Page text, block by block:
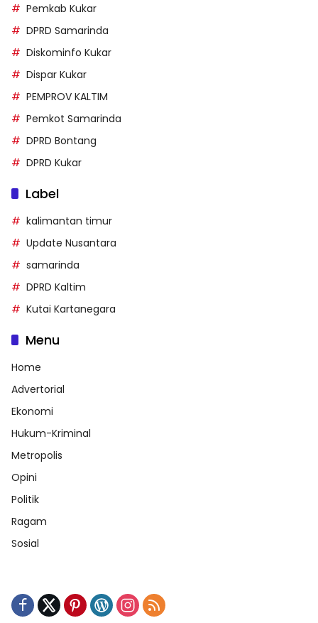
Pemkab Kukar
DPRD Samarinda
Diskominfo Kukar
Dispar Kukar
PEMPROV KALTIM
Pemkot Samarinda
DPRD Bontang
DPRD Kukar
Label
kalimantan timur
Update Nusantara
samarinda
DPRD Kaltim
Kutai Kartanegara
Menu
Home
Advertorial
Ekonomi
Hukum-Kriminal
Metropolis
Opini
Politik
Ragam
Sosial